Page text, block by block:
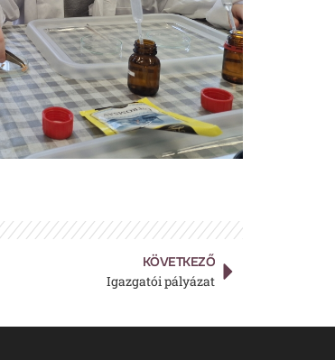
KÖVETKEZŐ
Igazgatói pályázat